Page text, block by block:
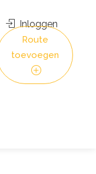
Inloggen
Route
toevoegen